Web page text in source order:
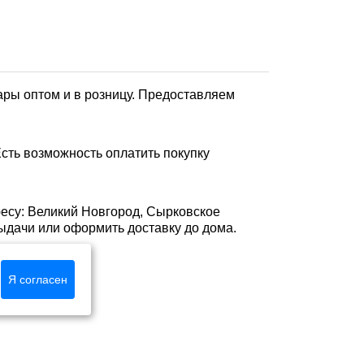
оптом и в розницу. Предоставляем
возможность оплатить покупку
Великий Новгород, Сырковское
или оформить доставку до дома.
Я согласен